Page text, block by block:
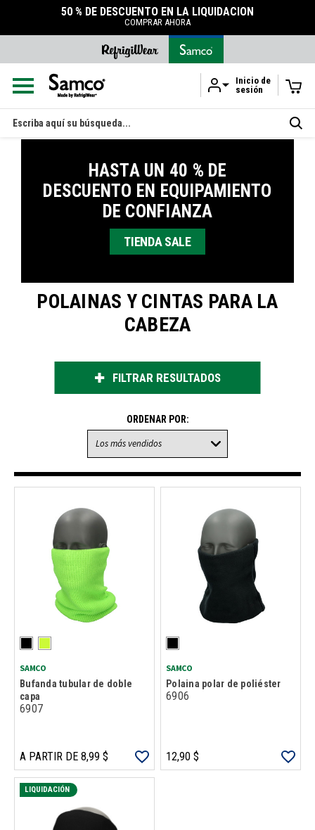
Ir al contenido principal
50 % DE DESCUENTO EN LA LIQUIDACIÓN
COMPRAR AHORA
Inicio de
sesión
Buscar
en
HASTA UN 40 % DE
DESCUENTO EN EQUIPAMIENTO
DE CONFIANZA
TIENDA SALE
POLAINAS Y CINTAS PARA LA
CABEZA
FILTRAR RESULTADOS
ORDENAR POR:
SAMCO
Bufanda tubular de doble
capa
6907
A PARTIR DE 8,99 $
SAMCO
Polaina polar de poliéster
6906
12,90 $
LIQUIDACIÓN